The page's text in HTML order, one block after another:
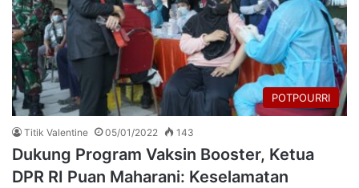
POTPOURRI
Titik Valentine 05/01/2022 143
Dukung Program Vaksin Booster, Ketua
DPR RI Puan Maharani: Keselamatan